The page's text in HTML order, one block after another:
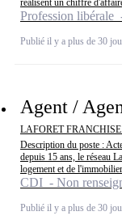
Profession libérale
Publié il y a plus de 30
Agent /
LAFORET
Description du poste :
depuis 15 ans, le réseau
logement et de
CDI - Non
Publié il y a plus de 30